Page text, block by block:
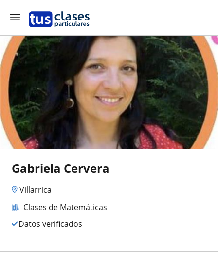
Gabriela Cervera
Villarrica
Clases de Matemáticas
Datos verificados